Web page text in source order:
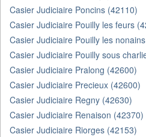
Casier Judiciaire Poncins (42110)
Casier Judiciaire Pouilly les feurs
Casier Judiciaire Pouilly les
Casier Judiciaire Pouilly sous
Casier Judiciaire Pralong (42600)
Casier Judiciaire Precieux (42600)
Casier Judiciaire Regny (42630)
Casier Judiciaire Renaison (42370)
Casier Judiciaire Riorges (42153)